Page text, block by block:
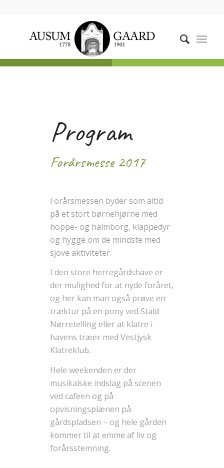
Program
Forårsmesse 2017
Forårsmessen byder som altid
på et stort børnehjørne med
hoppe- og halmborg, klappedyr
og hygge om de mindste med
sjove aktiviteter.
I den store herregårdshave er
der mulighed for at nyde foråret,
og her kan man også prøve en
træktur på en pony ved Stald
Nørretelling eller at klatre i
havens træer med Vestjysk
Klatreklub.
Hele weekenden er der
musikalske indslag på scenen
ved cafeen og på
opvisningsplænen på
gårdspladsen – og hele gården
kommer til at emme af liv og
forårsstemning.